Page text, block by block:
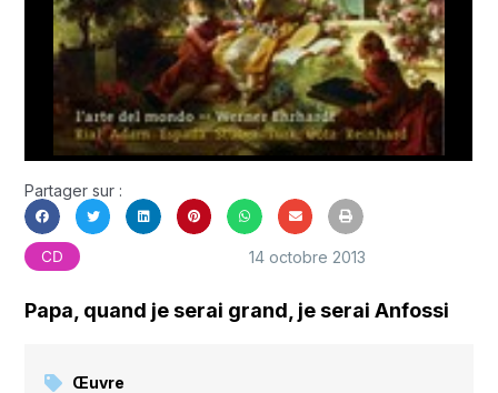
Partager sur :
CD 14 octobre 2013
Papa, quand je serai grand, je serai Anfossi
Œuvre